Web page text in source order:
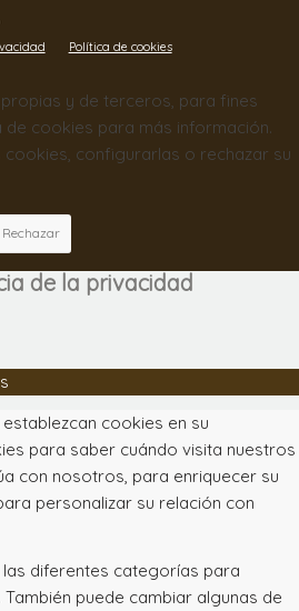
Política de cookies
propias y de terceros, para fines
de cookies para más información.
configurarlas o rechazar su
Rechazar
de la privacidad
cookies en su
para saber cuándo visita nuestros
con nosotros, para enriquecer su
personalizar su relación con
diferentes categorías para
puede cambiar algunas de